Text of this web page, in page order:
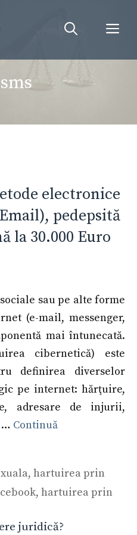
electronice
pedepsită
la 30.000 Euro
sau pe alte forme
(e-mail, messenger,
mai întunecată.
cibernetică) este
definirea diverselor
pe internet: hărţuire,
adresare de injurii,
… Continuă
, hartuirea prin
, hartuirea prin
juridică?